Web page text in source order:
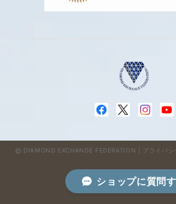
DIAMOND EXCHANGE FEDERATION | プライバ
ショップに質問